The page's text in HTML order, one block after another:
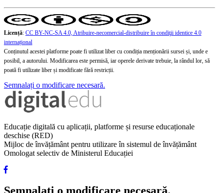
Licență: CC BY-NC-SA 4.0, Atribuire-necomercial-distribuire în condiţii identice 4.0
internațional
Conținutul acestei platforme poate fi utilizat liber cu condiția menționării sursei și, unde e
posibil, a autorului. Modificarea este permisă, iar operele derivate trebuie, la rândul lor, să
poată fi utilizate liber și modificate fără restricții.
Semnalați o modificare necesară.
Educație digitală cu aplicații, platforme și resurse educaționale
deschise (RED)
Mijloc de învățământ pentru utilizare în sistemul de învățământ
Omologat selectiv de Ministerul Educației